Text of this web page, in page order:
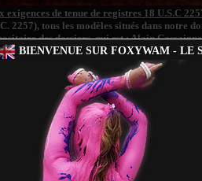
BIENVENUE SUR FOXYWAM - LE
de tenue de registres 18 U.S.C
2257), tous les modèles situés dans
des dossiers, qui est : Alain
et les images sont entièrement
retrait d'image de toute personne